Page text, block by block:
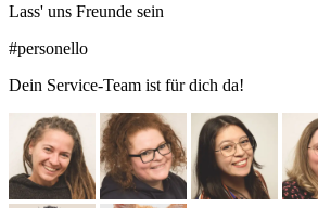
Lass' uns Freunde sein
#personello
Dein Service-Team ist für dich da!